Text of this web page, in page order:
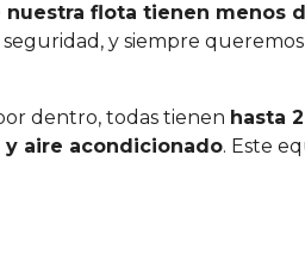
flota tienen menos
y siempre
dentro, todas tienen hasta
aire acondicionado. Este